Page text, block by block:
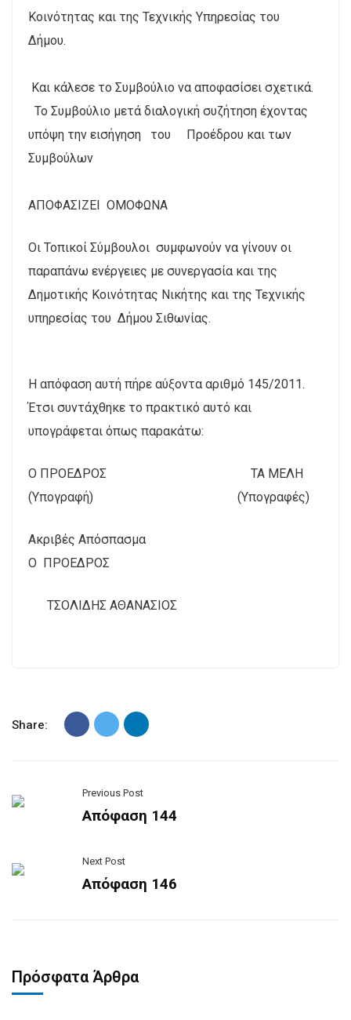
Κοινότητας και της Τεχνικής Υπηρεσίας του
Δήμου.
Και κάλεσε το Συμβούλιο να αποφασίσει σχετικά.
Το Συμβούλιο μετά διαλογική συζήτηση έχοντας
υπόψη την εισήγηση του Προέδρου και των
Συμβούλων
ΑΠΟΦΑΣΙΖΕΙ ΟΜΟΦΩΝΑ
Οι Τοπικοί Σύμβουλοι συμφωνούν να γίνουν οι
παραπάνω ενέργειες με συνεργασία και της
Δημοτικής Κοινότητας Νικήτης και της Τεχνικής
υπηρεσίας του Δήμου Σιθωνίας.
Η απόφαση αυτή πήρε αύξοντα αριθμό 145/2011.
Έτσι συντάχθηκε το πρακτικό αυτό και
υπογράφεται όπως παρακάτω:
Ο ΠΡΟΕΔΡΟΣ ΤΑ ΜΕΛΗ
(Υπογραφή) (Υπογραφές)
Ακριβές Απόσπασμα
Ο ΠΡΟΕΔΡΟΣ
ΤΣΟΛΙΔΗΣ ΑΘΑΝΑΣΙΟΣ
Share:
Previous Post
Απόφαση 144
Next Post
Απόφαση 146
Πρόσφατα Άρθρα